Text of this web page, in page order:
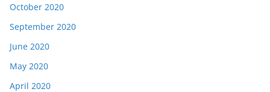
October 2020
September 2020
June 2020
May 2020
April 2020